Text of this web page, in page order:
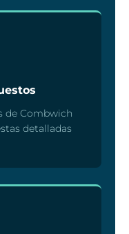
de Combwich
detalladas